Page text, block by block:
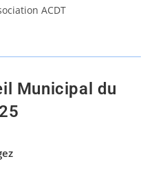
ACDT
Municipal du